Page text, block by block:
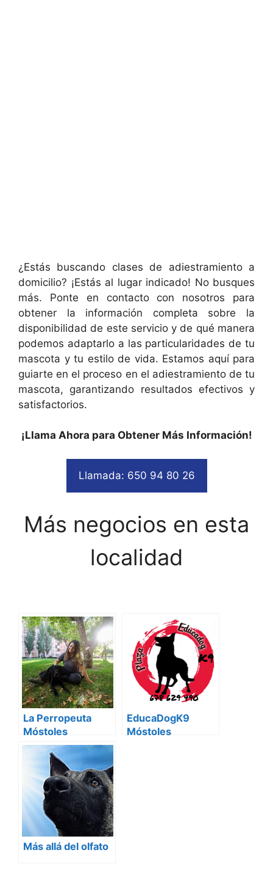
¿Estás buscando clases de adiestramiento a
domicilio? ¡Estás al lugar indicado! No busques
más. Ponte en contacto con nosotros para
obtener la información completa sobre la
disponibilidad de este servicio y de qué manera
podemos adaptarlo a las particularidades de tu
mascota y tu estilo de vida. Estamos aquí para
guiarte en el proceso en el adiestramiento de tu
mascota, garantizando resultados efectivos y
satisfactorios.
¡Llama Ahora para Obtener Más Información!
Llamada: 650 94 80 26
Más negocios en esta
localidad
La Perropeuta
Móstoles
EducaDogK9
Móstoles
Más allá del olfato